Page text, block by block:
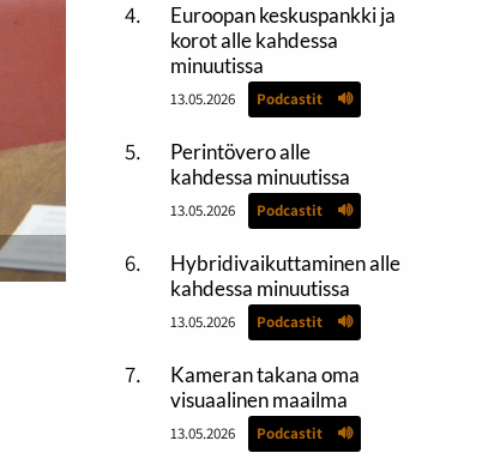
Euroopan keskuspankki ja
korot alle kahdessa
minuutissa
13.05.2026 Podcastit
Perintövero alle
kahdessa minuutissa
13.05.2026 Podcastit
Hybridivaikuttaminen alle
kahdessa minuutissa
13.05.2026 Podcastit
Kameran takana oma
visuaalinen maailma
13.05.2026 Podcastit